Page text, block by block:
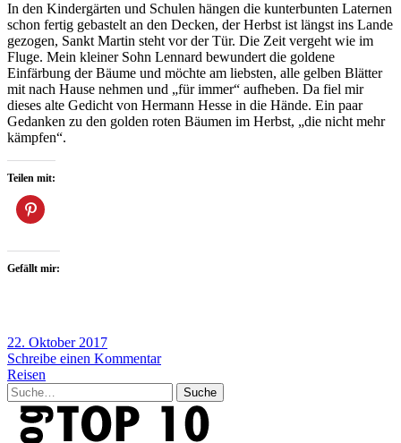
In den Kindergärten und Schulen hängen die kunterbunten Laternen
schon fertig gebastelt an den Decken, der Herbst ist längst ins Lande
gezogen, Sankt Martin steht vor der Tür. Die Zeit vergeht wie im
Fluge. Mein kleiner Sohn Lennard bewundert die goldene
Einfärbung der Bäume und möchte am liebsten, alle gelben Blätter
mit nach Hause nehmen und „für immer“ aufheben. Da fiel mir
dieses alte Gedicht von Hermann Hesse in die Hände. Ein paar
Gedanken zu den golden roten Bäumen im Herbst, „die nicht mehr
kämpfen“.
Teilen mit:
Gefällt mir:
22. Oktober 2017
Schreibe einen Kommentar
Reisen
Suche